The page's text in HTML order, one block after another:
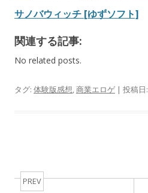
サノバウィッチ [ゆずソフト]
関連する記事:
No related posts.
タグ: 体験版感想,商業エロゲ | 投稿日:
PREV